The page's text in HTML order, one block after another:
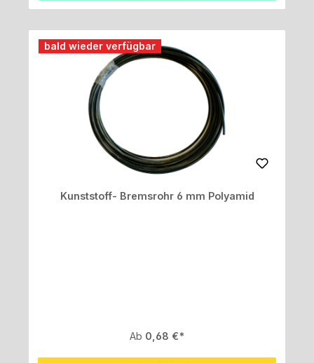
bald wieder verfügbar
Kunststoff- Bremsrohr 6 mm Polyamid
Regulärer Preis:
Ab 0,68 €